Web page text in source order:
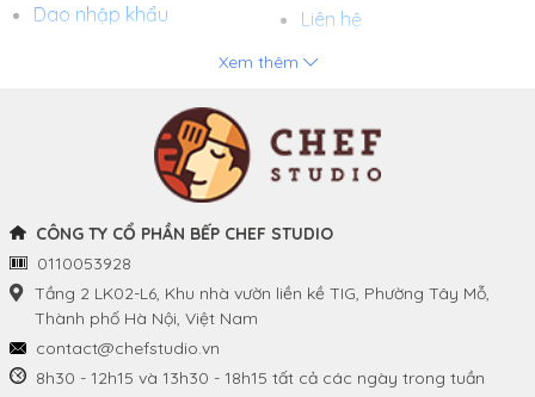
Dao nhập khẩu
Khay và Bếp nướng
Liên hệ
Tuyển dụng
THÔNG TIN
Chính sách và quy định
chung
THEO DÕI CHÚNG TÔI
Xem thêm
CÔNG TY CỔ PHẦN BẾP CHEF STUDIO
0110053928
Tầng 2 LK02-L6, Khu nhà vườn liền kề TIG, Phường Tây Mỗ,
Thành phố Hà Nội, Việt Nam
contact@chefstudio.vn
8h30 - 12h15 và 13h30 - 18h15 tất cả các ngày trong tuần